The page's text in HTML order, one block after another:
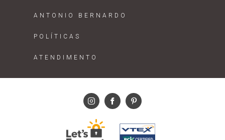
ANTONIO BERNARDO
POLÍTICAS
ATENDIMENTO